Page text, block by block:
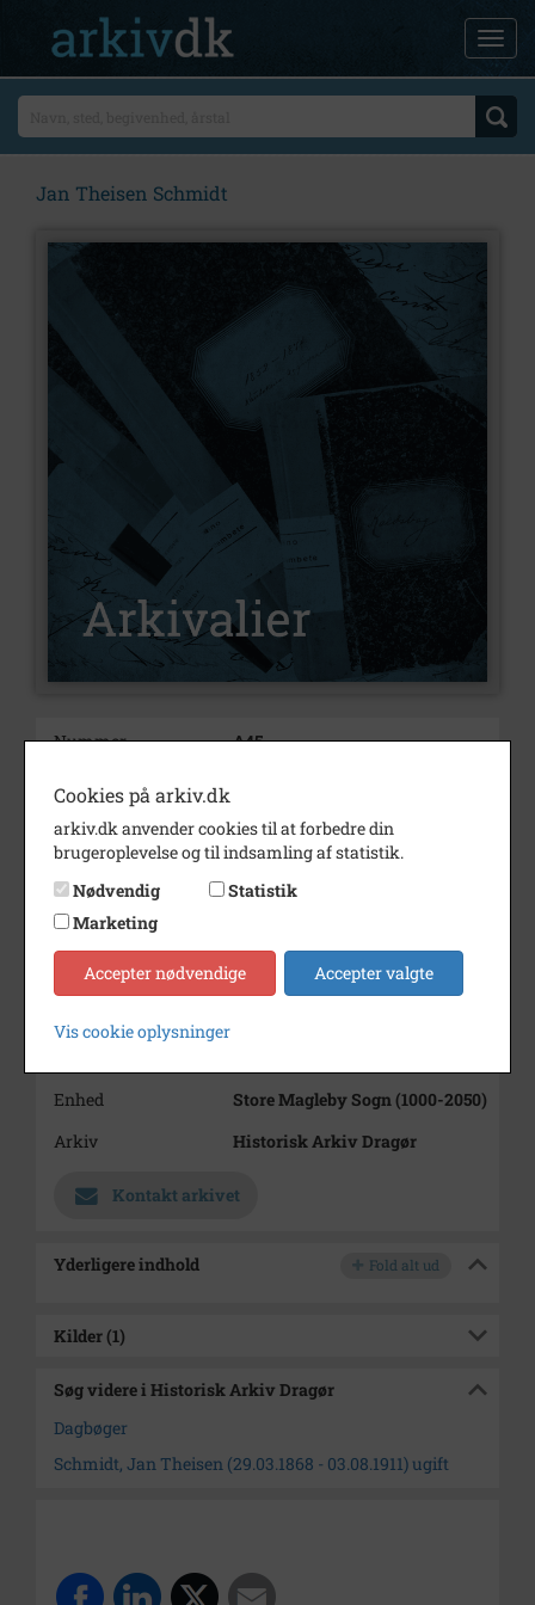
Jan Theisen Schmidt
Nummer
A45
Type
Arkivskaber
Jan Theisen Schmidt
Beskrivelse
Personarkiv
Bemærkning
Periode
1903 - 1905
Enhed
Store Magleby Sogn (1000-2050)
Arkiv
Historisk Arkiv Dragør
Kontakt arkivet
Yderligere indhold Fold alt ud
Kilder (1)
Søg videre i Historisk Arkiv Dragør
Dagbøger
Schmidt, Jan Theisen (29.03.1868 - 03.08.1911) ugift
Cookies på arkiv.dk
arkiv.dk anvender cookies til at forbedre din
brugeroplevelse og til indsamling af statistik.
Nødvendig
Statistik
Marketing
Accepter nødvendige Accepter valgte
Vis cookie oplysninger